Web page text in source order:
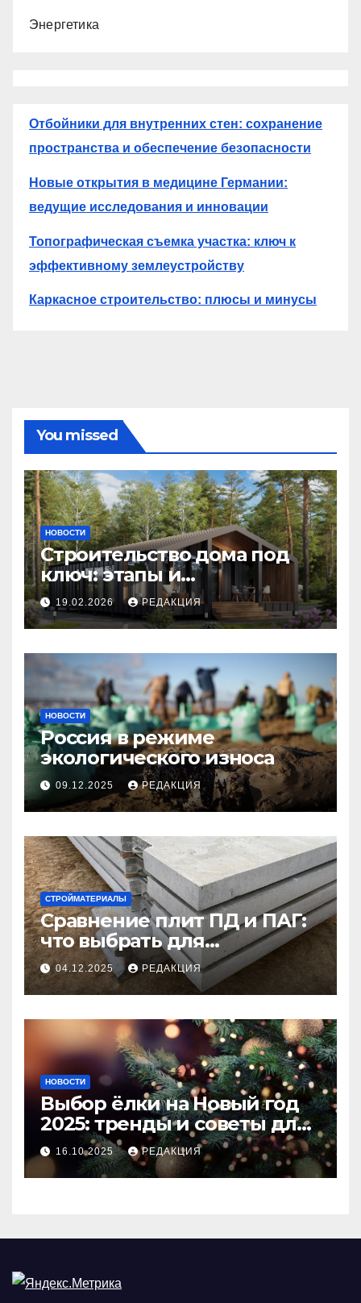
Энергетика
Отбойники для внутренних стен: сохранение
пространства и обеспечение безопасности
Новые открытия в медицине Германии:
ведущие исследования и инновации
Топографическая съемка участка: ключ к
эффективному землеустройству
Каркасное строительство: плюсы и минусы
You missed
НОВОСТИ
Строительство дома под
ключ: этапы и
планирование бюджета
19.02.2026 РЕДАКЦИЯ
НОВОСТИ
Россия в режиме
экологического износа
09.12.2025 РЕДАКЦИЯ
СТРОЙМАТЕРИАЛЫ
Сравнение плит ПД и ПАГ:
что выбрать для
долговечного и прочного
покрытия
04.12.2025 РЕДАКЦИЯ
НОВОСТИ
Выбор ёлки на Новый год
2025: тренды и советы для
идеального праздника
16.10.2025 РЕДАКЦИЯ